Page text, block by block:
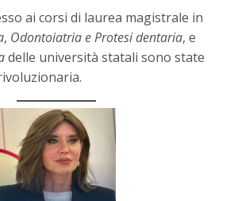
ai corsi di laurea magistrale in
, Odontoiatria e Protesi dentaria, e
delle università statali sono state